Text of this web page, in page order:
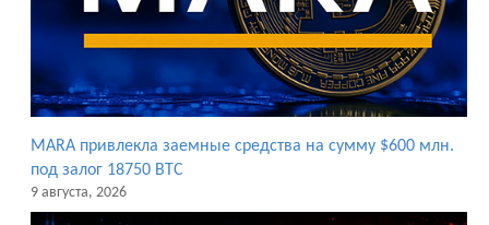
MARA привлекла заемные средства на сумму $600 млн.
под залог 18750 BTC
9 августа, 2026